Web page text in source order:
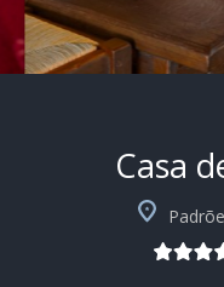
Casa